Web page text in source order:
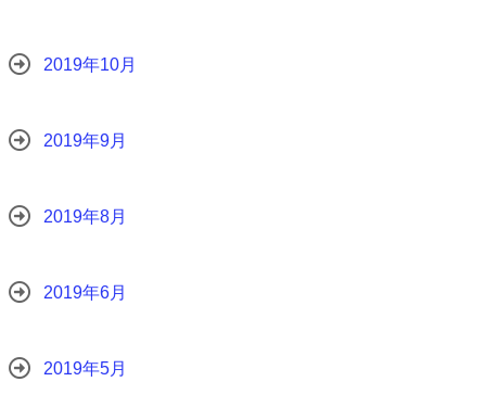
2019年10月
2019年9月
2019年8月
2019年6月
2019年5月